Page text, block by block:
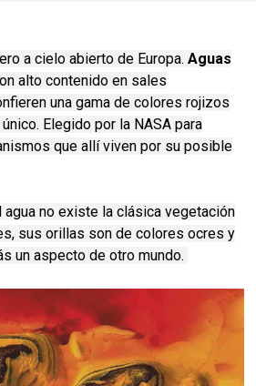
a cielo abierto de Europa.Aguas
alto contenido en sales
una gama de colores rojizos
Elegido por la NASA para
que allí viven por su posible
agua no existe la clásica vegetación
sus orillas son de colores ocres y
un aspecto de otro mundo.